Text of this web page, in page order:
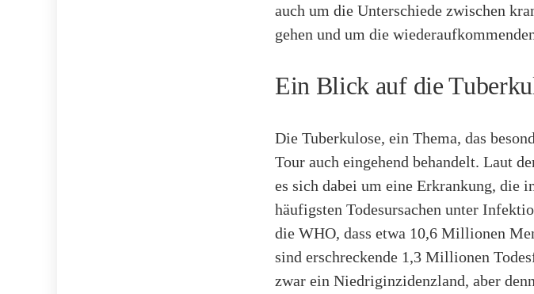
auch um die Unterschiede zwischen
gehen und um die
Ein Blick auf die
Die Tuberkulose, ein Thema, das
Tour auch eingehend behandelt. Laut
es sich dabei um eine Erkrankung, die
häufigsten Todesursachen unter
die WHO, dass etwa 10,6 Millionen
sind erschreckende 1,3 Millionen
zwar ein Niedriginzidenzland, aber